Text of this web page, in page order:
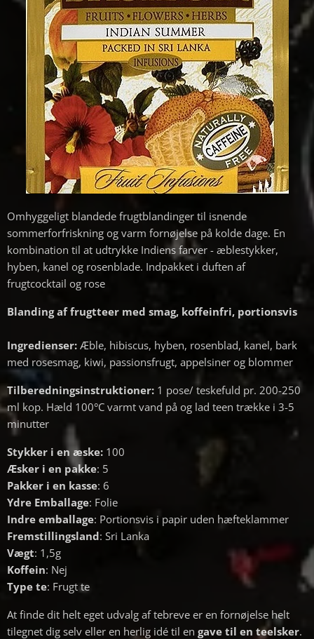
Omhyggeligt blandede frugtblandinger til isnende
sommerforfriskning og varm fornøjelse på kolde dage. En
kombination til at udtrykke Indiens farver - æblestykker,
hyben, kanel og rosenblade. Indpakket i duften af ​​
frugtcocktail og rose
Blanding af frugtteer med smag, koffeinfri, portionsvis
Ingredienser: Æble, hibiscus, hyben, rosenblad, kanel, bark
med rosesmag, kiwi, passionsfrugt, appelsiner og blommer
Tilberedningsinstruktioner: 1 pose/ teskefuld pr. 200-250
ml kop. Hæld 100°C varmt vand på og lad teen trække i 3-5
minutter
Stykker i en æske: 100
Æsker i en pakke: 5
Pakker i en kasse: 6
Ydre Emballage: Folie
Indre emballage: Portionsvis i papir uden hæfteklammer
Fremstillingsland: Sri Lanka
Vægt: 1,5g
Koffein: Nej
Type te: Frugt te
At finde dit helt eget udvalg af tebreve er en fornøjelse helt
tilegnet dig selv eller en herlig idé til en gave til en teelsker.